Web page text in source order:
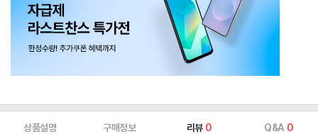
상품설명 구매정보 리뷰 0 Q&A 0